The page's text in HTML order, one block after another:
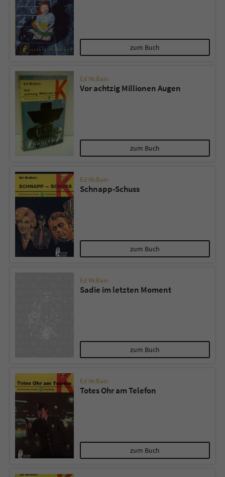
zum Buch
Ed McBain
Vor achtzig Millionen Augen
zum Buch
Ed McBain
Schnapp-Schuss
zum Buch
Ed McBain
Sadie im letzten Moment
zum Buch
Ed McBain
Totes Ohr am Telefon
zum Buch